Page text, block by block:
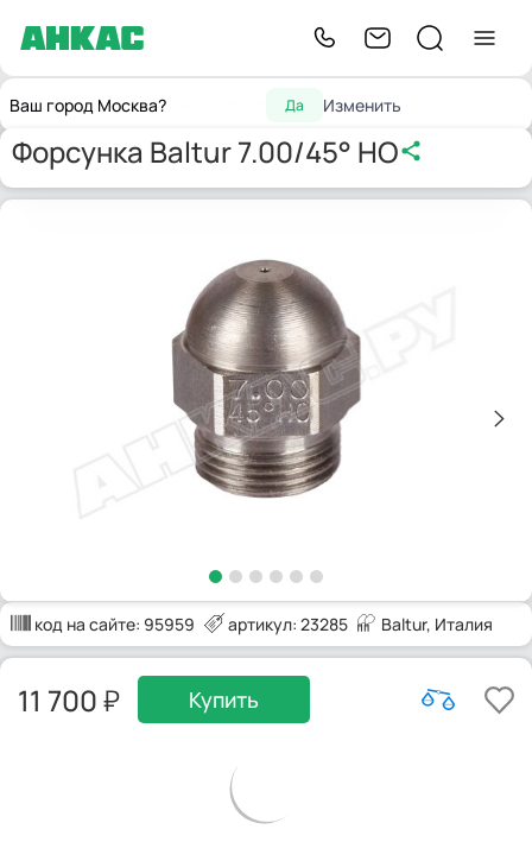
Ваш город Москва? Да Изменить
ГлавнаяЗапчасти для горелок ФорсункиФорсунка Baltur 7.00/45° HO
Форсунка Baltur 7.00/45° HO
код на сайте: 95959 артикул: 23285 Baltur, Италия
11 700 Купить